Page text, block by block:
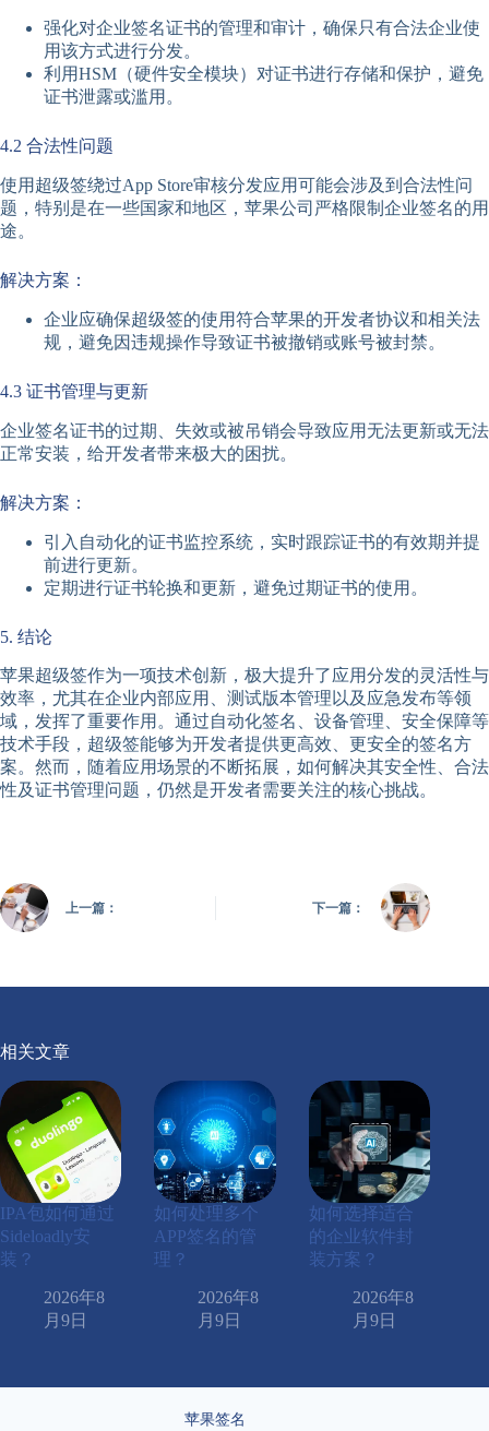
强化对企业签名证书的管理和审计，确保只有合法企业使
用该方式进行分发。
利用HSM（硬件安全模块）对证书进行存储和保护，避免
证书泄露或滥用。
4.2 合法性问题
使用超级签绕过App Store审核分发应用可能会涉及到合法性问
题，特别是在一些国家和地区，苹果公司严格限制企业签名的用
途。
解决方案：
企业应确保超级签的使用符合苹果的开发者协议和相关法
规，避免因违规操作导致证书被撤销或账号被封禁。
4.3 证书管理与更新
企业签名证书的过期、失效或被吊销会导致应用无法更新或无法
正常安装，给开发者带来极大的困扰。
解决方案：
引入自动化的证书监控系统，实时跟踪证书的有效期并提
前进行更新。
定期进行证书轮换和更新，避免过期证书的使用。
5. 结论
苹果超级签作为一项技术创新，极大提升了应用分发的灵活性与
效率，尤其在企业内部应用、测试版本管理以及应急发布等领
域，发挥了重要作用。通过自动化签名、设备管理、安全保障等
技术手段，超级签能够为开发者提供更高效、更安全的签名方
案。然而，随着应用场景的不断拓展，如何解决其安全性、合法
性及证书管理问题，仍然是开发者需要关注的核心挑战。
上一篇： 下一篇：
相关文章
IPA包如何通过
Sideloadly安
装？
2026年8
月9日
如何处理多个
APP签名的管
理？
2026年8
月9日
如何选择适合
的企业软件封
装方案？
2026年8
月9日
苹果签名